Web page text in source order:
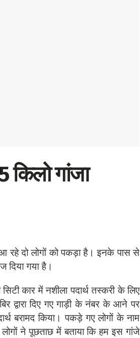
गांजा
रहे दो लोगों को पकड़ा है। इनके पास से
दिया गया है।
कार में नशीला पदार्थ तस्करी के लिए
दिए गए गाड़ी के नंबर के आने पर
बरामद किया। पकड़े गए लोगों के नाम
ने पूछताछ में बताया कि हम इस गांजे